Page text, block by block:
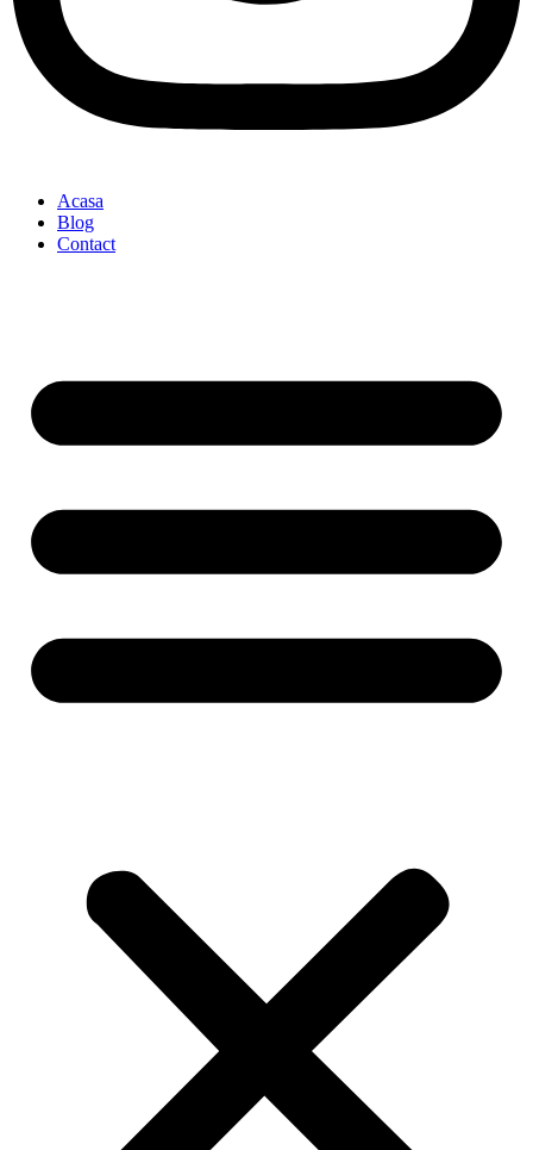
Acasa
Blog
Contact